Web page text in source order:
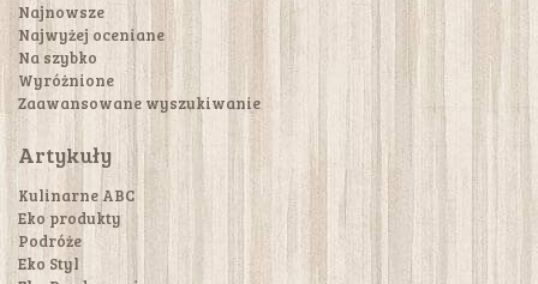
Najnowsze
Najwyżej oceniane
Na szybko
Wyróżnione
Zaawansowane wyszukiwanie
Artykuły
Kulinarne ABC
Eko produkty
Podróże
Eko Styl